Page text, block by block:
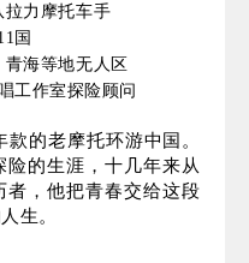
拉力摩托车手
国
海等地无人区
工作室探险顾问
款的老摩托环游中国。
的生涯，十几年来从
者，他把青春交给这段
生。